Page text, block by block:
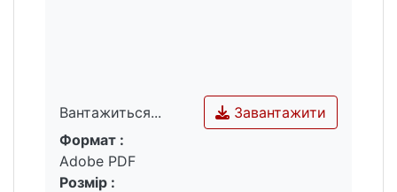
Вантажиться...
Вантажиться...
Завантажити
Формат :
Adobe PDF
Розмір :